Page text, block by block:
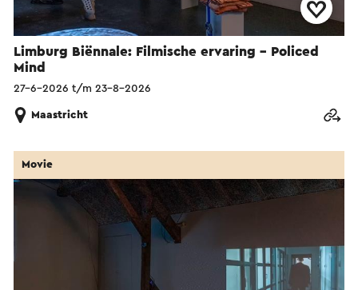
Limburg Biënnale: Filmische ervaring – Policed
Mind
27-6-2026 t/m 23-8-2026
Maastricht
Movie